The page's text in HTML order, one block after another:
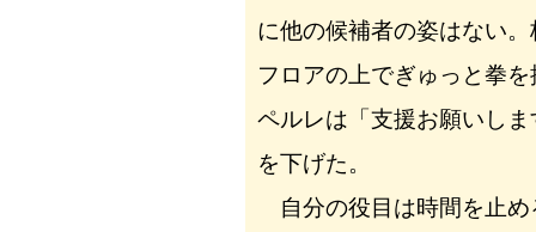
に他の候補者の姿はない
フロアの上でぎゅっと拳
ペルレは「支援お願いし
を下げた。
自分の役目は時間を止め